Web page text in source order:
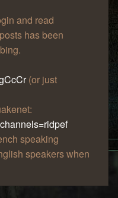
and read
has been
(or just
speaking
speakers when